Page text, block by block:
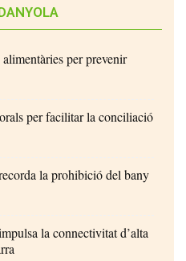
per prevenir
per facilitar la conciliació
la prohibició del bany
la connectivitat d’alta